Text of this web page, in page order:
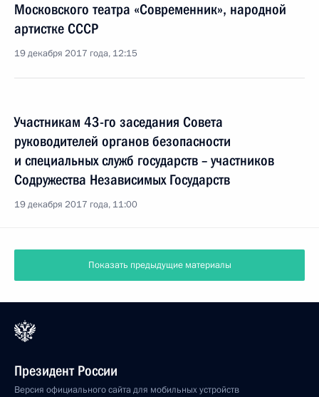
Московского театра «Современник», народной
артистке СССР
19 декабря 2017 года, 12:15
Участникам 43-го заседания Совета
руководителей органов безопасности
и специальных служб государств – участников
Содружества Независимых Государств
19 декабря 2017 года, 11:00
Показать предыдущие материалы
Президент России
Версия официального сайта для мобильных устройств